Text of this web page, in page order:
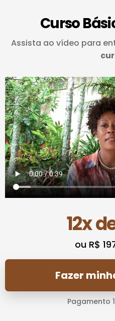
Curso
Assista ao vídeo para
12x
ou R$
Fazer
Pagamento